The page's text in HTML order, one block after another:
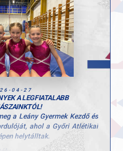
szerzett, talajon pedig
azt a következetes
amely a GYAC tornászait
edzőjének az eredményekhez
04-27
A LEGFIATALABB
a Leány Gyermek Kezdő és
ahol a Győri Atlétikai
helytálltak.